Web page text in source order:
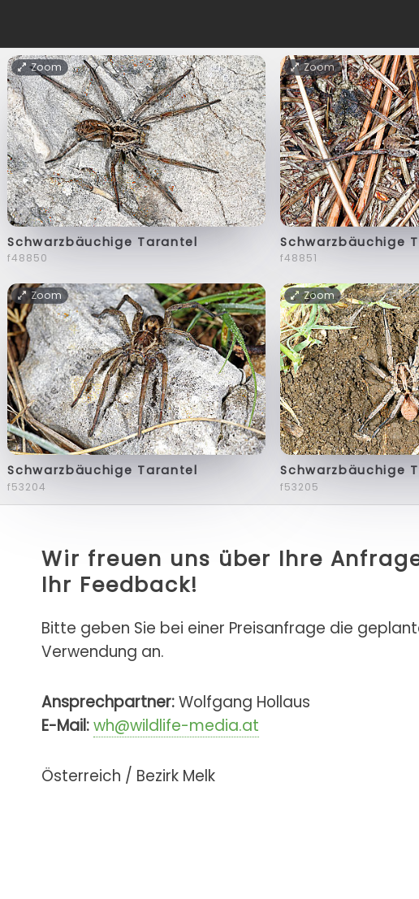
Zoom
Schwarzbäuchige Tarantel
f48850
Zoom
Schwarzbäuchige
f48851
Zoom
Schwarzbäuchige Tarantel
f53204
Zoom
Schwarzbäuchige
f53205
Wir freuen uns über Ihre
Ihr Feedback!
Bitte geben Sie bei einer Preisanfrage die
Verwendung an.
Ansprechpartner:Wolfgang Hollaus
E-Mail:wh@wildlife-media.at
Österreich / Bezirk Melk